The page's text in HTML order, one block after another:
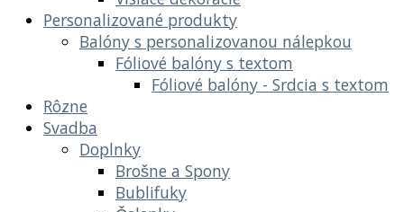
Personalizované produkty
Balóny s personalizovanou nálepkou
Fóliové balóny s textom
Fóliové balóny - Srdcia s textom
Rôzne
Svadba
Doplnky
Brošne a Spony
Bublifuky